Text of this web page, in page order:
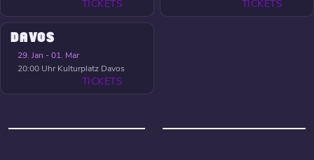
TICKETS TICKETS
DAVOS
29. Jan - 01. Mar
20:00 Uhr Kulturplatz Davos
TICKETS